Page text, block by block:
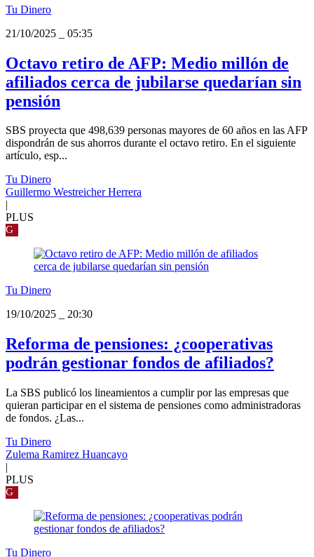
Tu Dinero
21/10/2025
05:35
Octavo retiro de AFP: Medio millón de
afiliados cerca de jubilarse quedarían sin
pensión
SBS proyecta que 498,639 personas mayores de 60 años en las AFP
dispondrán de sus ahorros durante el octavo retiro. En el siguiente
artículo, esp...
Tu Dinero
Guillermo Westreicher Herrera
|
PLUS
G
Tu Dinero
19/10/2025
20:30
Reforma de pensiones: ¿cooperativas
podrán gestionar fondos de afiliados?
La SBS publicó los lineamientos a cumplir por las empresas que
quieran participar en el sistema de pensiones como administradoras
de fondos. ¿Las...
Tu Dinero
Zulema Ramirez Huancayo
|
PLUS
G
Tu Dinero